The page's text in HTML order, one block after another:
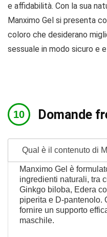
e affidabilità. Con la sua
Manximo Gel si presenta
coloro che desiderano
sessuale in modo sicuro e
Domande
Qual è il contenuto di
Manximo Gel è
ingredienti naturali, tra
Ginkgo biloba, Edera
piperita e D-pantenolo.
fornire un supporto
maschile.